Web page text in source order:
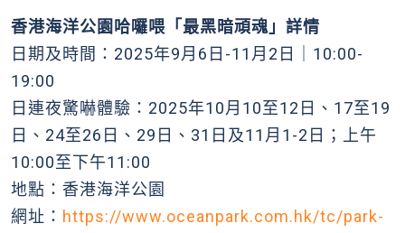
香港海洋公園哈囉喂「最黑暗頑魂」詳情
日期及時間：2025年9月6日-11月2日｜10:00-
19:00
日連夜驚嚇體驗：2025年10月10至12日、17至19
日、24至26日、29日、31日及11月1-2日；上午
10:00至下午11:00
地點：香港海洋公園
網址： https://www.oceanpark.com.hk/tc/park-